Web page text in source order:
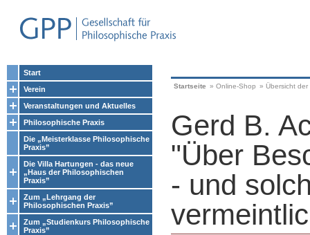
Start
Verein
Veranstaltungen und Aktuelles
Philosophische Praxis
Die „Meisterklasse Philosophische
Praxis”
Die Villa Hartungen - das neue
„Haus der Philosophischen
Praxis”
Zum „Lehrgang der
Philosophischen Praxis”
Zum „Studienkurs Philosophische
Praxis”
Startseite » Online-Shop » Übersicht
Gerd B.
"Über
- und